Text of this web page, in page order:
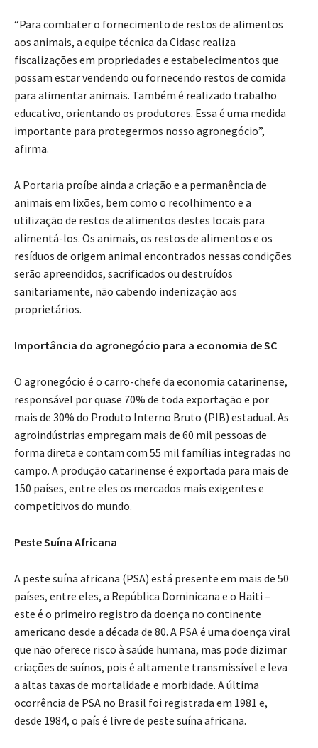
“Para combater o fornecimento de restos de alimentos
aos animais, a equipe técnica da Cidasc realiza
fiscalizações em propriedades e estabelecimentos que
possam estar vendendo ou fornecendo restos de comida
para alimentar animais. Também é realizado trabalho
educativo, orientando os produtores. Essa é uma medida
importante para protegermos nosso agronegócio”,
afirma.
A Portaria proíbe ainda a criação e a permanência de
animais em lixões, bem como o recolhimento e a
utilização de restos de alimentos destes locais para
alimentá-los. Os animais, os restos de alimentos e os
resíduos de origem animal encontrados nessas condições
serão apreendidos, sacrificados ou destruídos
sanitariamente, não cabendo indenização aos
proprietários.
Importância do agronegócio para a economia de SC
O agronegócio é o carro-chefe da economia catarinense,
responsável por quase 70% de toda exportação e por
mais de 30% do Produto Interno Bruto (PIB) estadual. As
agroindústrias empregam mais de 60 mil pessoas de
forma direta e contam com 55 mil famílias integradas no
campo. A produção catarinense é exportada para mais de
150 países, entre eles os mercados mais exigentes e
competitivos do mundo.
Peste Suína Africana
A peste suína africana (PSA) está presente em mais de 50
países, entre eles, a República Dominicana e o Haiti –
este é o primeiro registro da doença no continente
americano desde a década de 80. A PSA é uma doença viral
que não oferece risco à saúde humana, mas pode dizimar
criações de suínos, pois é altamente transmissível e leva
a altas taxas de mortalidade e morbidade. A última
ocorrência de PSA no Brasil foi registrada em 1981 e,
desde 1984, o país é livre de peste suína africana.